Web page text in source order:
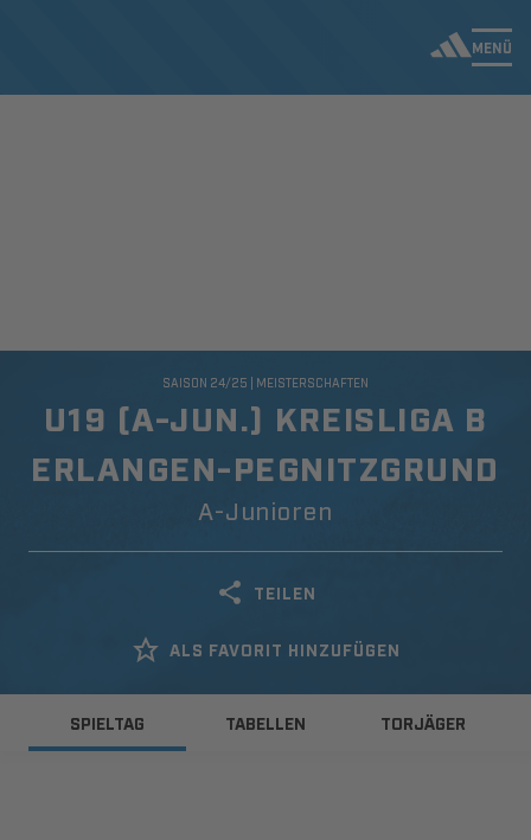
MENÜ
U19 (A-JUN.) KREISLIGA B
ERLANGEN-PEGNITZGRUND
A-Junioren
SAISON 24/25 | MEISTERSCHAFTEN
TEILEN
ALS FAVORIT HINZUFÜGEN
SPIELTAG TABELLEN TORJÄGER